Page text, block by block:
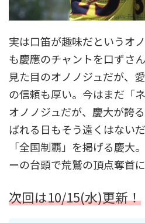
実は口笛が趣味だというオ
も慶應のチャントを口ずさ
見た目のオノノジュだが、
の信頼も厚い。今はまだ「
オノノジュだが、慶大が誇
ばれる日もそう遠くはない
「全国制覇」を掲げる慶大
ーの台頭で荒鷲の頂点奪首
次回は10/15(水)更新！